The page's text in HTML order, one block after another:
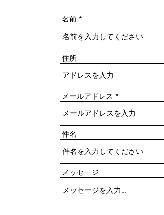
名前
住所
メールアドレス
件名
メッセージ